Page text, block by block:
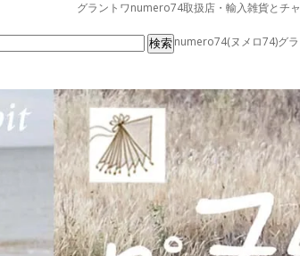
グラントワnumero74取扱店・輸入雑貨とチ
numero74(ヌメロ74)グ